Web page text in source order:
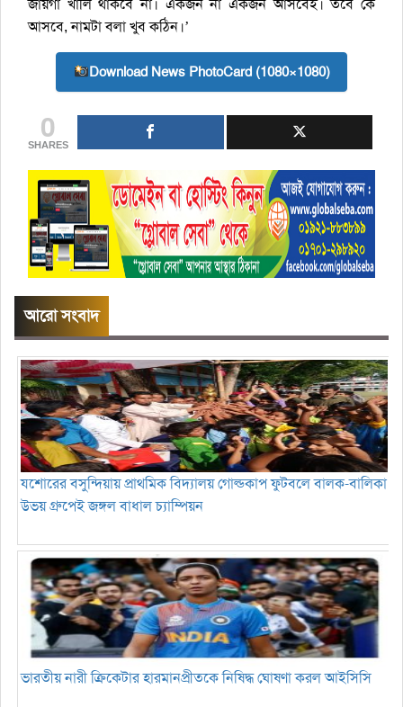
আসবে, নামটা বলা খুব কঠিন।’
Download News PhotoCard (1080×1080)
0
SHARES
আরো সংবাদ
যশোরের বসুন্দিয়ায় প্রাথমিক বিদ্যালয় গোল্ডকাপ ফুটবলে বালক-বালিকা
উভয় গ্রুপেই জঙ্গল বাধাল চ্যাম্পিয়ন
ভারতীয় নারী ক্রিকেটার হারমানপ্রীতকে নিষিদ্ধ ঘোষণা করল আইসিসি